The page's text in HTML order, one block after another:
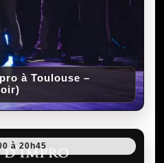
à Toulouse –
à 20h45